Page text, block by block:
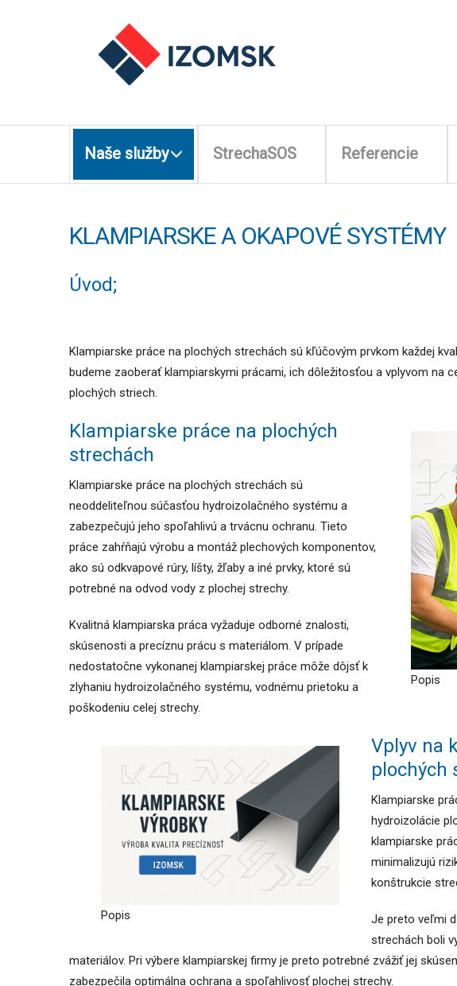
Naše služby StrechaSOS Referencie
KLAMPIARSKEA OKAPOVÉ SYSTÉMY
Úvod;
Klampiarske práce na plochých strechách sú kľúčovým prvkom každej
budeme zaoberať klampiarskymi prácami, ich dôležitosťou a vplyvom na
plochých striech.
Popis
Klampiarske práce na plochých
strechách
Klampiarske práce na plochých strechách sú
neoddeliteľnou súčasťou hydroizolačného systému a
zabezpečujú jeho spoľahlivú a trvácnu ochranu. Tieto
práce zahŕňajú výrobu a montáž plechových komponentov,
ako sú odkvapové rúry, líšty, žľaby a iné prvky, ktoré sú
potrebné na odvod vody z plochej strechy.
Kvalitná klampiarska práca vyžaduje odborné znalosti,
skúsenosti a precíznu prácu s materiálom. V prípade
nedostatočne vykonanej klampiarskej práce môže dôjsť k
zlyhaniu hydroizolačného systému, vodnému prietoku a
poškodeniu celej strechy.
Popis
Vplyv na
plochých
Klampiarske
hydroizolácie
klampiarske
minimalizujú
konštrukcie
Je preto veľmi
strechách boli
materiálov. Pri výbere klampiarskej firmy je preto potrebné zvážiť jej
zabezpečila optimálna ochrana a spoľahlivosť plochej strechy.